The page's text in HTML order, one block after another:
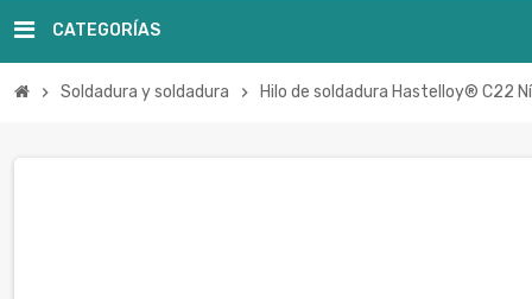
CATEGORÍAS
chevron_right Soldadura y soldadura chevron_right Hilo de soldadura Hastelloy® C22